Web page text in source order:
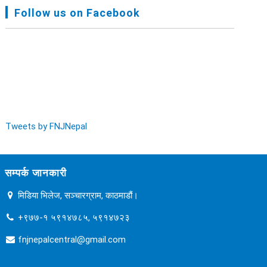
FNJ, Financial Report Presented At Nagarkot
Follow us on Facebook
Tweets by FNJNepal
सम्पर्क जानकारी
मिडिया भिलेज, सञ्चारग्राम, काठमाडौं।
+९७७-१ ५९१४७८५, ५९१४७२३
fnjnepalcentral@gmail.com